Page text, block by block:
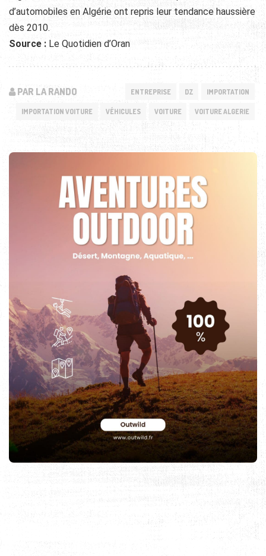
d’automobiles en Algérie ont repris leur tendance haussière
dès 2010.
Source : Le Quotidien d’Oran
PAR LA RANDO ENTREPRISE DZ IMPORTATION
IMPORTATION VOITURE VÉHICULES VOITURE VOITURE ALGERIE